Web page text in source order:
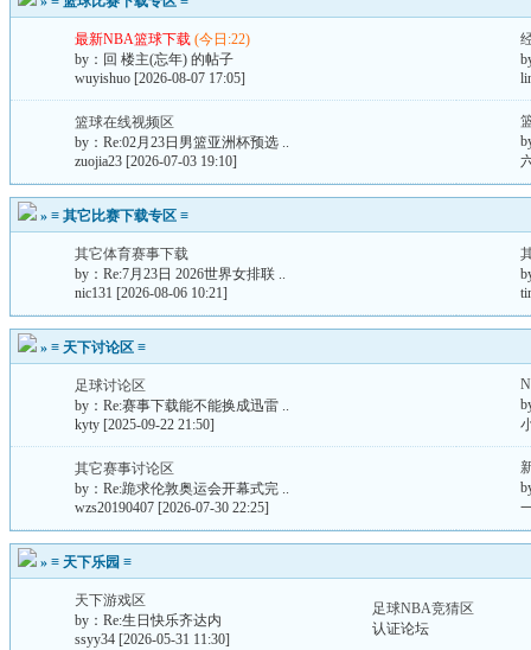
最新NBA篮球下载 (今日:22)
by： 回 楼主(忘年) 的帖子
wuyishuo [2026-08-07 17:05]
篮球在线视频区
by： Re:02月23日男篮亚洲杯预选 ..
zuojia23 [2026-07-03 19:10]
» ≡ 其它比赛下载专区 ≡
其它体育赛事下载
by： Re:7月23日 2026世界女排联 ..
nic131 [2026-08-06 10:21]
» ≡ 天下讨论区 ≡
足球讨论区
by： Re:赛事下载能不能换成迅雷 ..
kyty [2025-09-22 21:50]
其它赛事讨论区
by： Re:跪求伦敦奥运会开幕式完 ..
wzs20190407 [2026-07-30 22:25]
» ≡ 天下乐园 ≡
天下游戏区
by： Re:生日快乐齐达内
ssyy34 [2026-05-31 11:30]
足球NBA竞猜区
认证论坛